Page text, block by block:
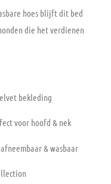
hoes blijft dit bed
die het verdienen
bekleding
voor hoofd & nek
& wasbaar